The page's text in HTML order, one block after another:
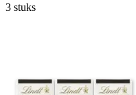
3 stuks